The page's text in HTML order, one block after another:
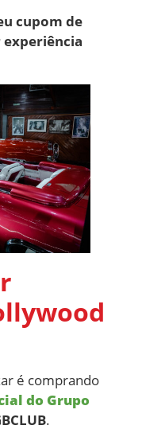
cupom de
é comprando
do Grupo
.